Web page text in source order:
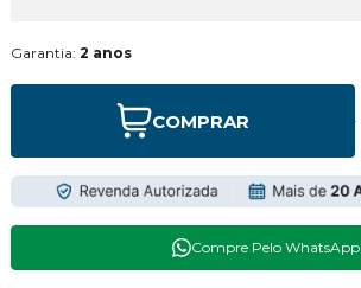
Garantia: 2 anos
COMPRAR
Compre Pelo WhatsApp